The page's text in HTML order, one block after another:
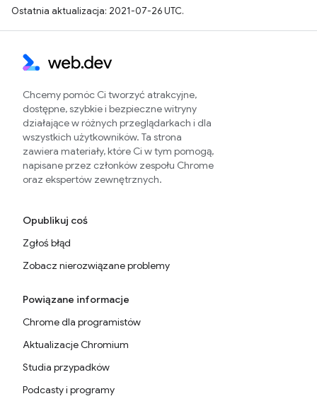
Ostatnia aktualizacja: 2021-07-26 UTC.
Chcemy pomóc Ci tworzyć atrakcyjne,
dostępne, szybkie i bezpieczne witryny
działające w różnych przeglądarkach i dla
wszystkich użytkowników. Ta strona
zawiera materiały, które Ci w tym pomogą,
napisane przez członków zespołu Chrome
oraz ekspertów zewnętrznych.
Opublikuj coś
Zgłoś błąd
Zobacz nierozwiązane problemy
Powiązane informacje
Chrome dla programistów
Aktualizacje Chromium
Studia przypadków
Podcasty i programy